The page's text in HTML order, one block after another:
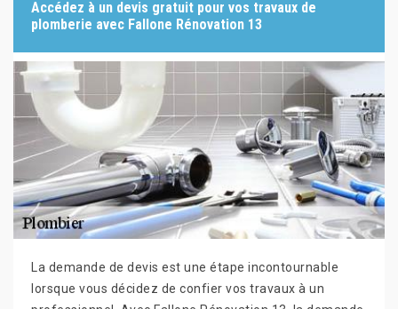
Accédez à un devis gratuit pour vos travaux de
plomberie avec Fallone Rénovation 13
La demande de devis est une étape incontournable
lorsque vous décidez de confier vos travaux à un